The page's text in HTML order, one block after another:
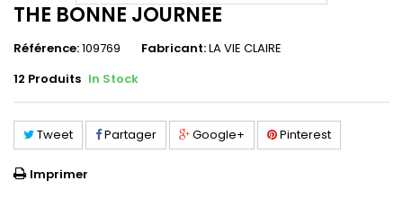
THE BONNE JOURNEE
Référence:109769 Fabricant:LA VIE CLAIRE
12 Produits In Stock
Tweet Partager Google+ Pinterest
Imprimer